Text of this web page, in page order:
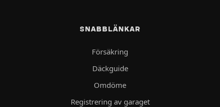
SNABBLÄNKAR
Försäkring
Däckguide
Omdöme
Registrering av garaget